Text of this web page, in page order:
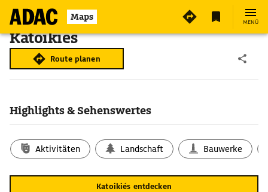
Maps MENÜ
Katoikiés
Route planen
Highlights & Sehenswertes
Aktivitäten Landschaft Bauwerke
Katoikiés entdecken